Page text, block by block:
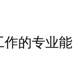
的专业能